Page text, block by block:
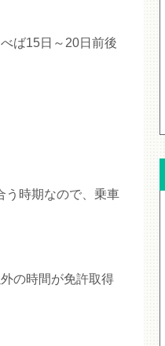
ば15日～20日前後
う時期なので、乗車
の時間が免許取得